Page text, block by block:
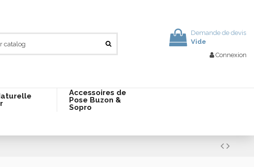
Demande de devis
Vide
Connexion
Accessoires de
Pose Buzon &
Sopro